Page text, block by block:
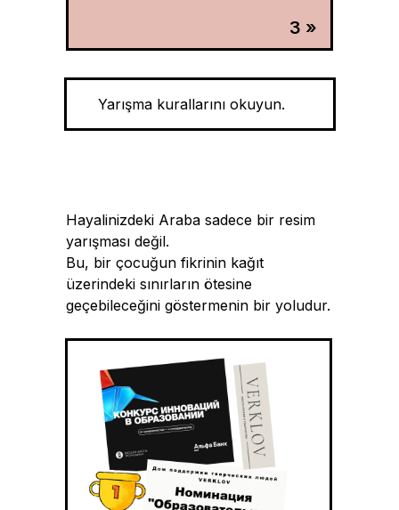
3 »
Yarışma kurallarını okuyun.
Hayalinizdeki Araba sadece bir resim
yarışması değil.
Bu, bir çocuğun fikrinin kağıt
üzerindeki sınırların ötesine
geçebileceğini göstermenin bir yoludur.